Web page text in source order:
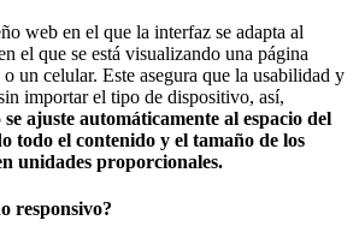
web en el que la interfaz se adapta al
el que se está visualizando una página
un celular. Este asegura que la usabilidad y
importar el tipo de dispositivo, así,
ajuste automáticamente al espacio del
todo el contenido y el tamaño de los
unidades proporcionales.
responsivo?